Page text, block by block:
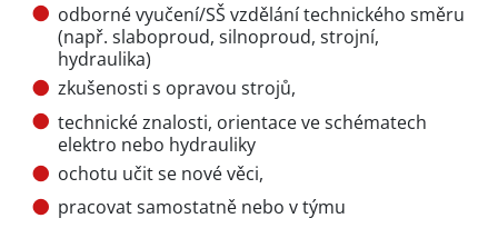
odborné vyučení/SŠ vzdělání technického směru
(např. slaboproud, silnoproud, strojní,
hydraulika)
zkušenosti s opravou strojů,
technické znalosti, orientace ve schématech
elektro nebo hydrauliky
ochotu učit se nové věci,
pracovat samostatně nebo v týmu